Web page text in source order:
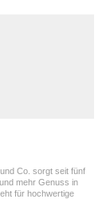
Co. sorgt seit fünf
mehr Genuss in
für hochwertige